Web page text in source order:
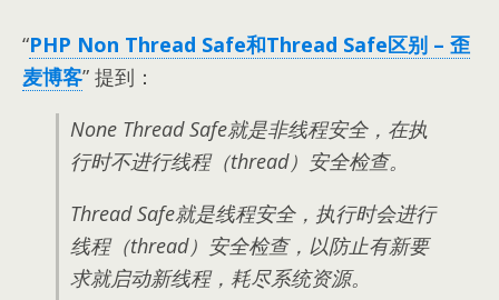
“PHP Non Thread Safe和Thread Safe区别 – 歪
麦博客” 提到 ：
None Thread Safe就是非线程安全， 在执
行时不进行线程（thread）安全检查。
Thread Safe就是线程安全， 执行时会进行
线程（thread）安全检查， 以防止有新要
求就启动新线程， 耗尽系统资源。